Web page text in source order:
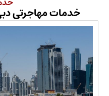
مهاجرتی دبی ساید را